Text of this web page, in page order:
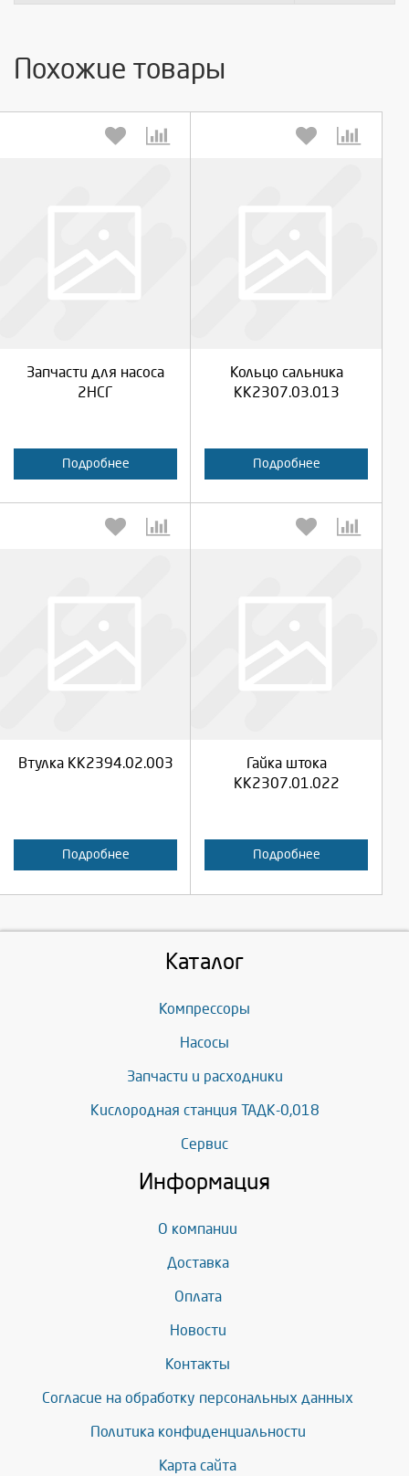
Похожие товары
Запчасти для насоса
2НСГ
Подробнее
Отмена
Кольцо сальника
КК2307.03.013
Подробнее
Отмена
Втулка КК2394.02.003
Подробнее
Гайка штока
КК2307.01.022
Подробнее
Отмена
Каталог
Компрессоры
Насосы
Запчасти и расходники
Кислородная станция ТАДК-0,018
Сервис
Информация
О компании
Доставка
Оплата
Новости
Контакты
Согласие на обработку персональных данных
Политика конфиденциальности
Карта сайта